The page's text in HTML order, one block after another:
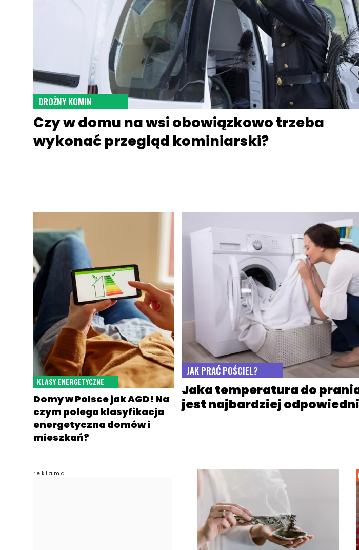
DROŻNY KOMIN
Czy w domu na wsi obowiązkowo trzeba
wykonać przegląd kominiarski?
KLASY ENERGETYCZNE
Domy w Polsce jak AGD! Na
czym polega klasyfikacja
energetyczna domów i
mieszkań?
JAK PRAĆ POŚCIEL?
Jaka temperatura do
jest najbardziej